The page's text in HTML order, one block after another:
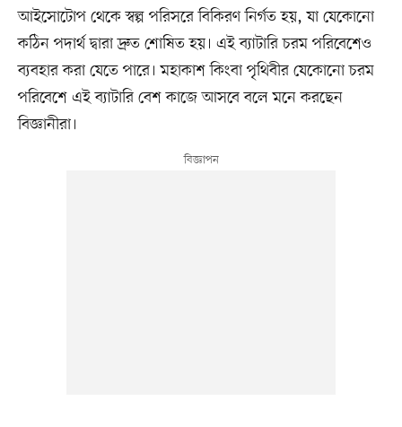
আইসোটোপ থেকে স্বল্প পরিসরে বিকিরণ নির্গত হয়, যা যেকোনো
কঠিন পদার্থ দ্বারা দ্রুত শোষিত হয়। এই ব্যাটারি চরম পরিবেশেও
ব্যবহার করা যেতে পারে। মহাকাশ কিংবা পৃথিবীর যেকোনো চরম
পরিবেশে এই ব্যাটারি বেশ কাজে আসবে বলে মনে করছেন
বিজ্ঞানীরা।